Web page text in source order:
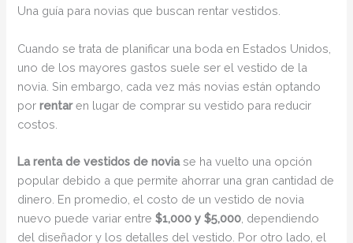
Una guía para novias que buscan rentar vestidos.
Cuando se trata de planificar una boda en Estados Unidos,
uno de los mayores gastos suele ser el vestido de la
novia. Sin embargo, cada vez más novias están optando
porrentaren lugar de comprar su vestido para reducir
costos.
La renta de vestidos de noviase ha vuelto una opción
popular debido a que permite ahorrar una gran cantidad de
dinero. En promedio, el costo de un vestido de novia
nuevo puede variar entre$1,000 y $5,000 , dependiendo
del diseñador y los detalles del vestido. Por otro lado, el